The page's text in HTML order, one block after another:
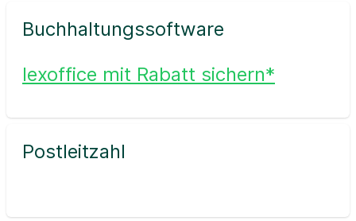
Buchhaltungssoftware
lexoffice mit Rabatt sichern*
Postleitzahl